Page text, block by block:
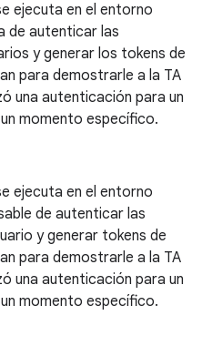
ejecuta en el entorno
de autenticar las
y generar los tokens de
para demostrarle a la TA
una autenticación para un
momento específico.
ejecuta en el entorno
de autenticar las
y generar tokens de
para demostrarle a la TA
una autenticación para un
momento específico.